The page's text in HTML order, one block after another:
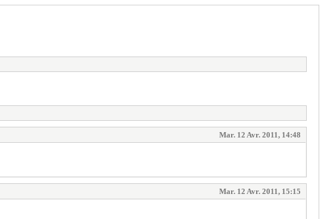
Mar. 12 Avr. 2011, 14:48
Mar. 12 Avr. 2011, 15:15